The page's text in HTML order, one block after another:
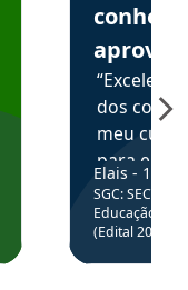
aprova
dos
meu
para
colocar
através
de
Elais - 15/
SGC: SEC BA
Educação
(Edital